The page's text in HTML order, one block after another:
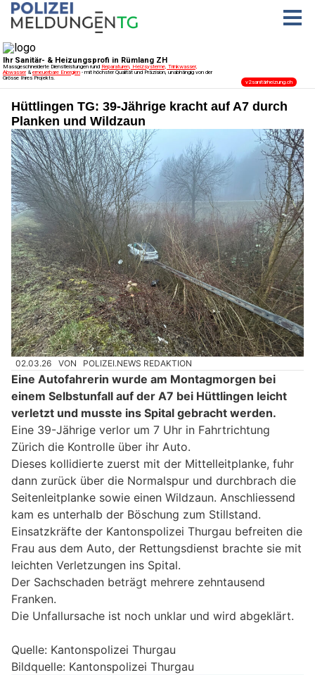
Hüttlingen TG: 39-Jährige kracht auf A7 durch
Planken und Wildzaun
02.03.26 VON POLIZEI.NEWS REDAKTION
Eine Autofahrerin wurde am Montagmorgen bei
einem Selbstunfall auf der A7 bei Hüttlingen leicht
verletzt und musste ins Spital gebracht werden.
Eine 39-Jährige verlor um 7 Uhr in Fahrtrichtung
Zürich die Kontrolle über ihr Auto.
Dieses kollidierte zuerst mit der Mittelleitplanke, fuhr
dann zurück über die Normalspur und durchbrach die
Seitenleitplanke sowie einen Wildzaun. Anschliessend
kam es unterhalb der Böschung zum Stillstand.
Einsatzkräfte der Kantonspolizei Thurgau befreiten die
Frau aus dem Auto, der Rettungsdienst brachte sie mit
leichten Verletzungen ins Spital.
Der Sachschaden beträgt mehrere zehntausend
Franken.
Die Unfallursache ist noch unklar und wird abgeklärt.
Quelle: Kantonspolizei Thurgau
Bildquelle: Kantonspolizei Thurgau